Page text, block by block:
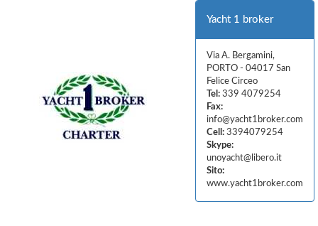
Yacht 1 broker
Via A. Bergamini,
PORTO - 04017 San
Felice Circeo
Tel: 339 4079254
Fax:
info@yacht1broker.com
Cell: 3394079254
Skype:
unoyacht@libero.it
Sito:
www.yacht1broker.com